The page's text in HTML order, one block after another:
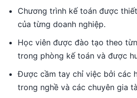
Chương trình kế toán được
của từng doanh nghiệp.
Học viên được đào tạo theo
trong phòng kế toán và được
Được cầm tay chỉ việc bởi các
trong nghề và các chuyên gia